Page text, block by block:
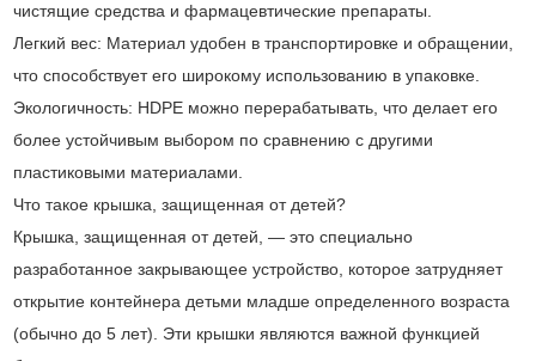
чистящие средства и фармацевтические препараты.
Легкий вес: Материал удобен в транспортировке и обращении,
что способствует его широкому использованию в упаковке.
Экологичность: HDPE можно перерабатывать, что делает его
более устойчивым выбором по сравнению с другими
пластиковыми материалами.
Что такое крышка, защищенная от детей?
Крышка, защищенная от детей, — это специально
разработанное закрывающее устройство, которое затрудняет
открытие контейнера детьми младше определенного возраста
(обычно до 5 лет). Эти крышки являются важной функцией